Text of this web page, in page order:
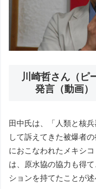
川崎哲さん（ピ
発言（動画）
田中氏は、「人類と核
して訴えてきた被爆者
におこなわれたメキシ
は、原水協の協力も得
ションを持てたことが述